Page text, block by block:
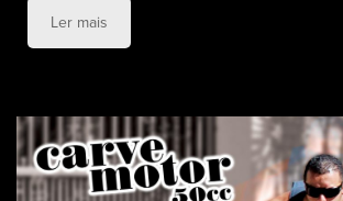
Ler mais